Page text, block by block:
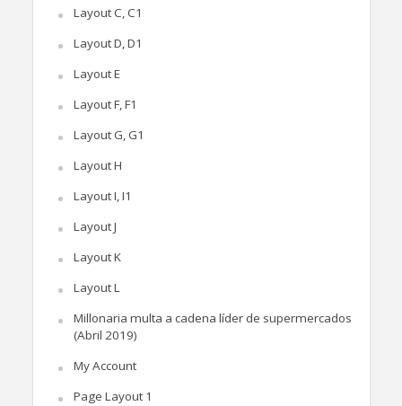
Layout C, C1
Layout D, D1
Layout E
Layout F, F1
Layout G, G1
Layout H
Layout I, I1
Layout J
Layout K
Layout L
Millonaria multa a cadena líder de supermercados
(Abril 2019)
My Account
Page Layout 1